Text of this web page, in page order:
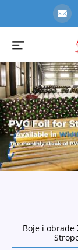
Boje i obrade